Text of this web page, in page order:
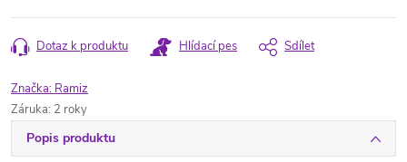
Dotaz k produktu Hlídací pes Sdílet
Značka: Ramiz
Záruka: 2 roky
Popis produktu